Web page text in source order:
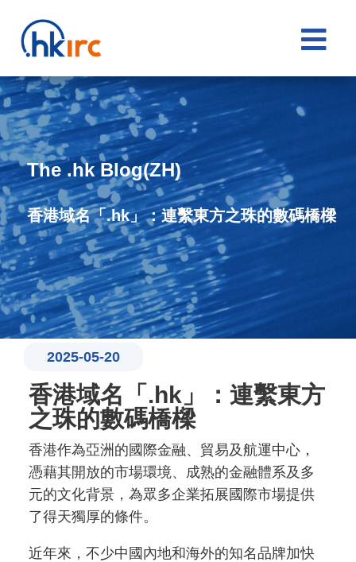

The .hk Blog(ZH)
香港域名「.hk」：連繫東方之珠的數碼橋樑
2025-05-20
香港域名「.hk」：連繫東方
之珠的數碼橋樑
香港作為亞洲的國際金融、貿易及航運中心，
憑藉其開放的市場環境、成熟的金融體系及多
元的文化背景，為眾多企業拓展國際市場提供
了得天獨厚的條件。
近年來，不少中國內地和海外的知名品牌加快